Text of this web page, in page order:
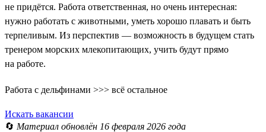
не придётся. Работа ответственная, но очень интересная:
нужно работать с животными, уметь хорошо плавать и быть
терпеливым. Из перспектив — возможность в будущем стать
тренером морских млекопитающих, учить будут прямо
на работе.
Работа с дельфинами >>> всё остальное
Искать вакансии
🔄 Материал обновлён 16 февраля 2026 года